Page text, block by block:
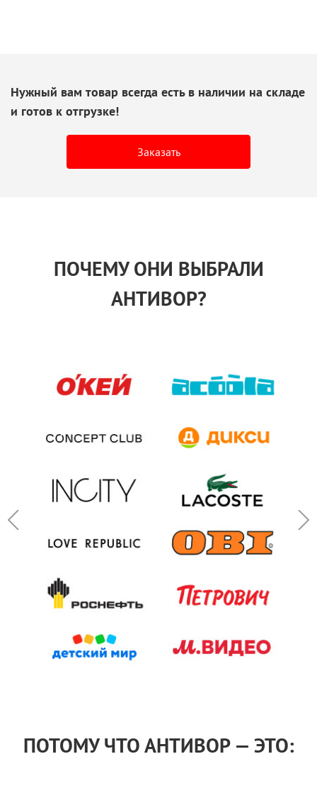
Нужный вам товар всегда есть в наличии на складе
и готов к отгрузке!
Заказать
ПОЧЕМУ ОНИ ВЫБРАЛИ
АНТИВОР?
ПОТОМУ ЧТО АНТИВОР — ЭТО: